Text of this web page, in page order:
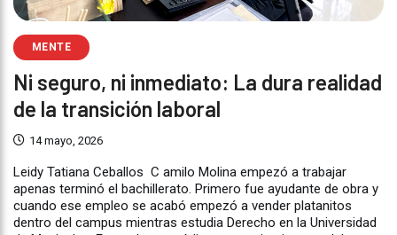
MENTE
Ni seguro, ni inmediato: La dura realidad
de la transición laboral
14 mayo, 2026
Leidy Tatiana Ceballos C amilo Molina empezó a trabajar
apenas terminó el bachillerato. Primero fue ayudante de obra y
cuando ese empleo se acabó empezó a vender platanitos
dentro del campus mientras estudia Derecho en la Universidad